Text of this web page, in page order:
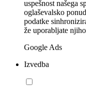
uspešnost našega
oglaševalsko
podatke
že uporabljate
Google Ads
Izvedba